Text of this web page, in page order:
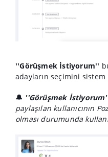
''Görüşmek İstiyorum''
adayların seçimini
🔔 ''Görüşmek
paylaşılan kullanıcının
olması durumunda